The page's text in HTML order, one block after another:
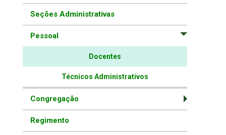
Seções Administrativas
Pessoal
Docentes
Técnicos Administrativos
Congregação
Regimento